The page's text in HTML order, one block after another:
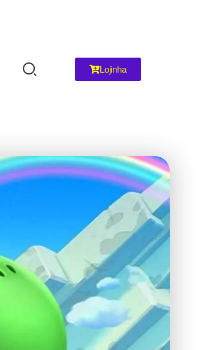
Lojinha